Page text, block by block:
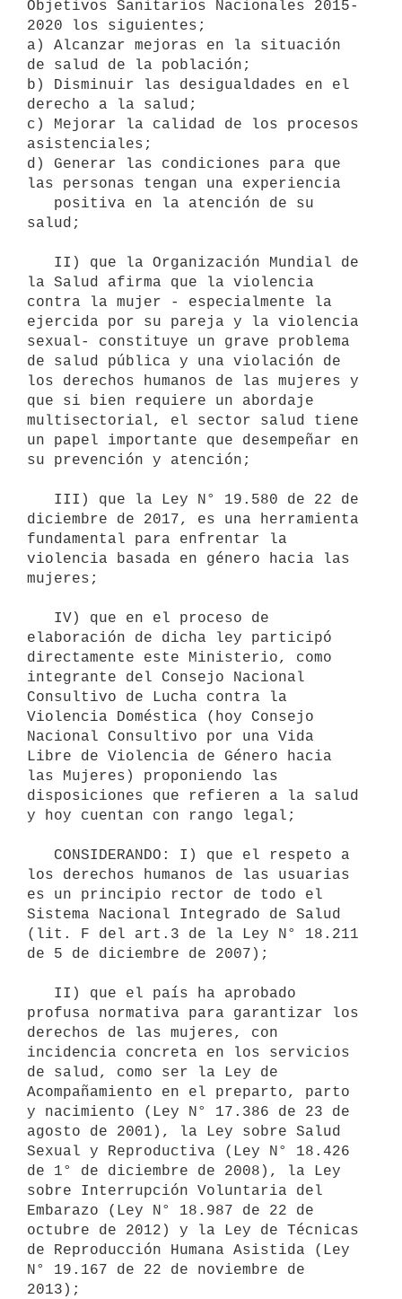
Objetivos Sanitarios Nacionales 2015-
2020 los siguientes;
a) Alcanzar mejoras en la situación
de salud de la población;
b) Disminuir las desigualdades en el
derecho a la salud;
c) Mejorar la calidad de los procesos
asistenciales;
d) Generar las condiciones para que
las personas tengan una experiencia
salud;
la Salud afirma que la violencia
contra la mujer - especialmente la
ejercida por su pareja y la violencia
sexual- constituye un grave problema
de salud pública y una violación de
los derechos humanos de las mujeres y
que si bien requiere un abordaje
multisectorial, el sector salud tiene
un papel importante que desempeñar en
su prevención y atención;
diciembre de 2017, es una herramienta
fundamental para enfrentar la
violencia basada en género hacia las
mujeres;
elaboración de dicha ley participó
directamente este Ministerio, como
integrante del Consejo Nacional
Consultivo de Lucha contra la
Violencia Doméstica (hoy Consejo
Nacional Consultivo por una Vida
Libre de Violencia de Género hacia
las Mujeres) proponiendo las
disposiciones que refieren a la salud
y hoy cuentan con rango legal;
los derechos humanos de las usuarias
es un principio rector de todo el
Sistema Nacional Integrado de Salud
(lit. F del art.3 de la Ley N° 18.211
de 5 de diciembre de 2007);
profusa normativa para garantizar los
derechos de las mujeres, con
incidencia concreta en los servicios
de salud, como ser la Ley de
Acompañamiento en el preparto, parto
y nacimiento (Ley N° 17.386 de 23 de
agosto de 2001), la Ley sobre Salud
Sexual y Reproductiva (Ley N° 18.426
de 1° de diciembre de 2008), la Ley
sobre Interrupción Voluntaria del
Embarazo (Ley N° 18.987 de 22 de
octubre de 2012) y la Ley de Técnicas
de Reproducción Humana Asistida (Ley
N° 19.167 de 22 de noviembre de
2013);